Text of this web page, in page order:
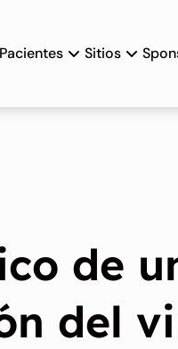
Pacientes Sitios
de
del